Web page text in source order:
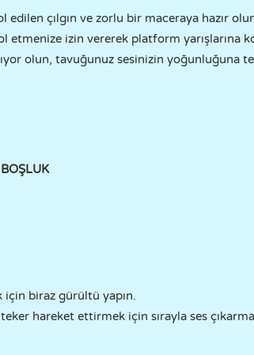
edilen çılgın ve zorlu bir maceraya hazır
etmenize izin vererek platform yarışlarına
olun, tavuğunuz sesinizin yoğunluğuna
BOŞLUK
için biraz gürültü yapın.
hareket ettirmek için sırayla ses